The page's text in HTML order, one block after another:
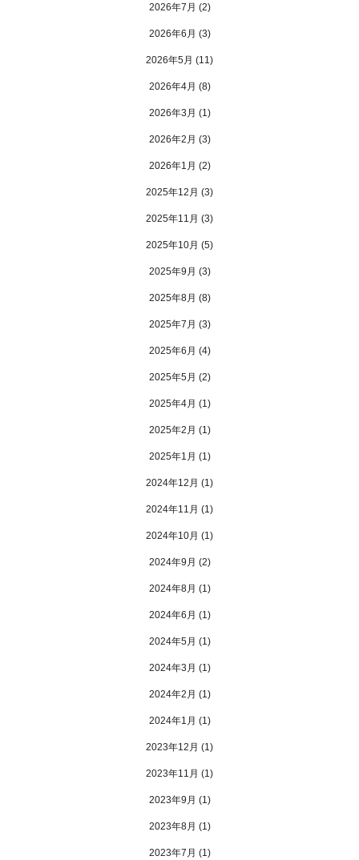
2026年7月 (2)
2026年6月 (3)
2026年5月 (11)
2026年4月 (8)
2026年3月 (1)
2026年2月 (3)
2026年1月 (2)
2025年12月 (3)
2025年11月 (3)
2025年10月 (5)
2025年9月 (3)
2025年8月 (8)
2025年7月 (3)
2025年6月 (4)
2025年5月 (2)
2025年4月 (1)
2025年2月 (1)
2025年1月 (1)
2024年12月 (1)
2024年11月 (1)
2024年10月 (1)
2024年9月 (2)
2024年8月 (1)
2024年6月 (1)
2024年5月 (1)
2024年3月 (1)
2024年2月 (1)
2024年1月 (1)
2023年12月 (1)
2023年11月 (1)
2023年9月 (1)
2023年8月 (1)
2023年7月 (1)